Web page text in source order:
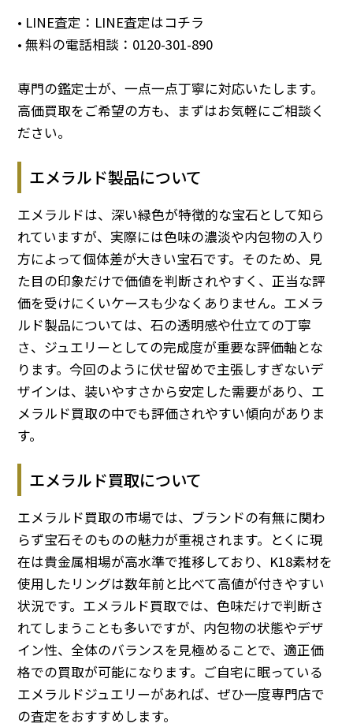
• LINE査定： LINE査定はコチラ
• 無料の電話相談： 0120-301-890
専門の鑑定士が、一点一点丁寧に対応いたします。
高価買取をご希望の方も、まずはお気軽にご相談く
ださい。
エメラルド製品について
エメラルドは、深い緑色が特徴的な宝石として知ら
れていますが、実際には色味の濃淡や内包物の入り
方によって個体差が大きい宝石です。そのため、見
た目の印象だけで価値を判断されやすく、正当な評
価を受けにくいケースも少なくありません。エメラ
ルド製品については、石の透明感や仕立ての丁寧
さ、ジュエリーとしての完成度が重要な評価軸とな
ります。今回のように伏せ留めで主張しすぎないデ
ザインは、装いやすさから安定した需要があり、エ
メラルド買取の中でも評価されやすい傾向がありま
す。
エメラルド買取について
エメラルド買取の市場では、ブランドの有無に関わ
らず宝石そのものの魅力が重視されます。とくに現
在は貴金属相場が高水準で推移しており、K18素材を
使用したリングは数年前と比べて高値が付きやすい
状況です。エメラルド買取では、色味だけで判断さ
れてしまうことも多いですが、内包物の状態やデザ
イン性、全体のバランスを見極めることで、適正価
格での買取が可能になります。ご自宅に眠っている
エメラルドジュエリーがあれば、ぜひ一度専門店で
の査定をおすすめします。